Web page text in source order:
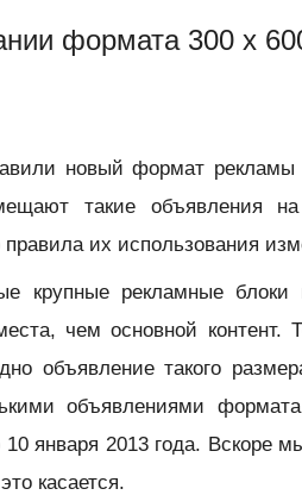
формата 300 x
новый формат рекламы
такие объявления
их использования
крупные рекламные
чем основной контент.
объявление такого
объявлениями
января 2013 года. Вскоре
касается.